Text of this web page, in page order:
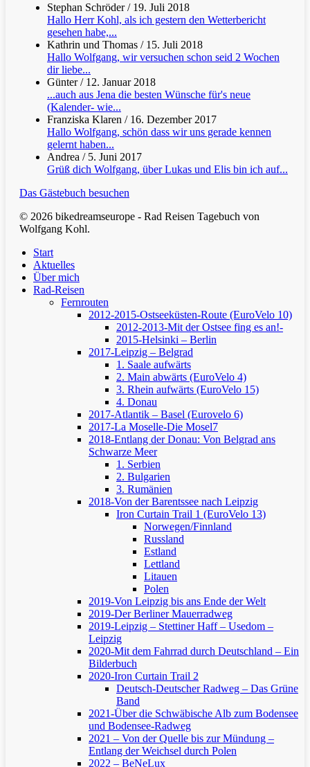
Stephan Schröder/ 19. Juli 2018
Hallo Herr Kohl, als ich gestern den Wetterbericht
gesehen habe,...
Kathrin und Thomas / 15. Juli 2018
Hallo Wolfgang, wir versuchen schon seid 2 Wochen
dir liebe...
Günter/ 12. Januar 2018
...auch aus Jena die besten Wünsche für's neue
(Kalender- wie...
Franziska Klaren / 16. Dezember 2017
Hallo Wolfgang, schön dass wir uns gerade kennen
gelernt haben...
Andrea / 5. Juni 2017
Grüß dich Wolfgang, über Lukas und Elis bin ich auf...
Das Gästebuch besuchen
© 2026 bikedreamseurope - Rad Reisen Tagebuch von
Wolfgang Kohl.
Start
Aktuelles
Über mich
Rad-Reisen
Fernrouten
2012-2015-Ostseeküsten-Route (EuroVelo 10)
2012-2013-Mit der Ostsee fing es an!-
2015-Helsinki – Berlin
2017-Leipzig – Belgrad
1. Saale aufwärts
2. Main abwärts (EuroVelo 4)
3. Rhein aufwärts (EuroVelo 15)
4. Donau
2017-Atlantik – Basel (Eurovelo 6)
2017-La Moselle-Die Mosel7
2018-Entlang der Donau: Von Belgrad ans
Schwarze Meer
1. Serbien
2. Bulgarien
3. Rumänien
2018-Von der Barentssee nach Leipzig
Iron Curtain Trail 1 (EuroVelo 13)
Norwegen/Finnland
Russland
Estland
Lettland
Litauen
Polen
2019-Von Leipzig bis ans Ende der Welt
2019-Der Berliner Mauerradweg
2019-Leipzig – Stettiner Haff – Usedom –
Leipzig
2020-Mit dem Fahrrad durch Deutschland – Ein
Bilderbuch
2020-Iron Curtain Trail 2
Deutsch-Deutscher Radweg – Das Grüne
Band
2021-Über die Schwäbische Alb zum Bodensee
und Bodensee-Radweg
2021 – Von der Quelle bis zur Mündung –
Entlang der Weichsel durch Polen
2022 – BeNeLux